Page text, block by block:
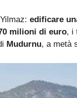
edificare
milioni di euro, i
Mudurnu, a metà